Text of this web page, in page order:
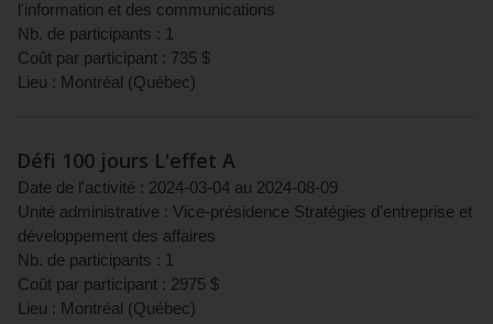
l'information et des communications
Nb. de participants : 1
Coût par participant : 735 $
Lieu : Montréal (Québec)
Défi 100 jours L'effet A
Date de l'activité : 2024-03-04 au 2024-08-09
Unité administrative : Vice-présidence Stratégies d'entreprise et
développement des affaires
Nb. de participants : 1
Coût par participant : 2975 $
Lieu : Montréal (Québec)